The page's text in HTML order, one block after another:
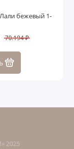
бежевый 1-
70.194 ₽
2025